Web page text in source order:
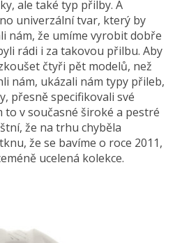
ale také typ přilby. A
univerzální tvar, který by
nám, že umíme vyrobit dobře
rádi i za takovou přilbu. Aby
čtyři pět modelů, než
nám, ukázali nám typy přileb,
přesně specifikovali své
to v současné široké a pestré
že na trhu chyběla
že se bavíme o roce 2011,
ucelená kolekce.